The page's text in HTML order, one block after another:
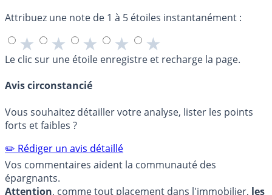
Attribuez une note de 1 à 5 étoiles instantanément :
★ ★ ★ ★ ★
Le clic sur une étoile enregistre et recharge la page.
Avis circonstancié
Vous souhaitez détailler votre analyse, lister les points
forts et faibles ?
✏️ Rédiger un avis détaillé
Vos commentaires aident la communauté des
épargnants.
Attention, comme tout placement dans l'immobilier, les